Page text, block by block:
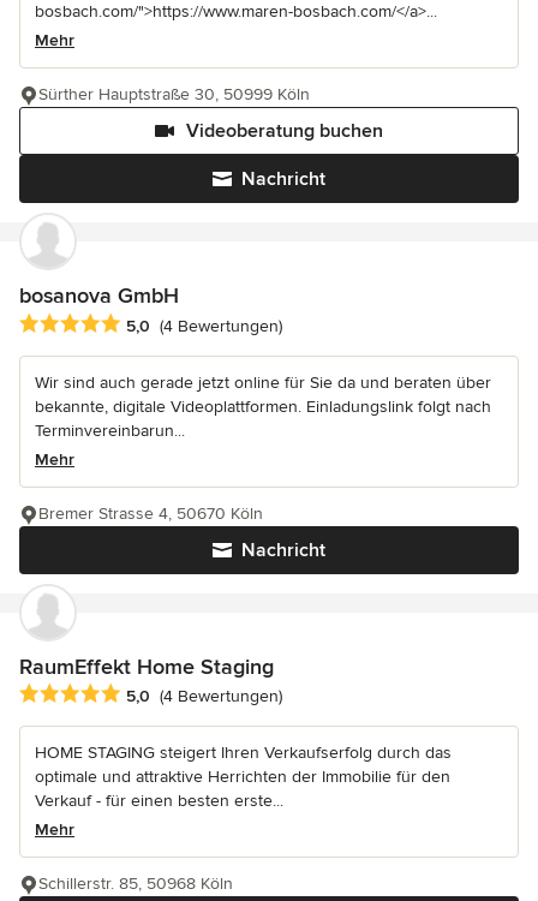
bosbach.com/">https://www.maren-bosbach.com/</a>...
Mehr
Nachricht
Videoberatung buchen
Sürther Hauptstraße 30, 50999 Köln
bosanova GmbH
Durchschnittliche Bewertung: 5 von 5 Sternen
5,0 (4 Bewertungen)
Wir sind auch gerade jetzt online für Sie da und beraten über
bekannte, digitale Videoplattformen. Einladungslink folgt nach
Terminvereinbarun...
Mehr
Nachricht
Bremer Strasse 4, 50670 Köln
RaumEffekt Home Staging
Durchschnittliche Bewertung: 5 von 5 Sternen
5,0 (4 Bewertungen)
HOME STAGING steigert Ihren Verkaufserfolg durch das
optimale und attraktive Herrichten der Immobilie für den
Verkauf - für einen besten erste...
Mehr
Schillerstr. 85, 50968 Köln